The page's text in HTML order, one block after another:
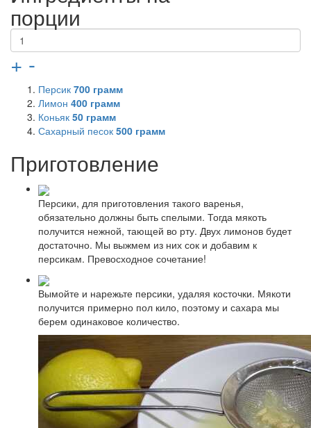
порции
+ -
Персик 700 грамм
Лимон 400 грамм
Коньяк 50 грамм
Сахарный песок 500 грамм
Приготовление
Персики, для приготовления такого варенья,
обязательно должны быть спелыми. Тогда мякоть
получится нежной, тающей во рту. Двух лимонов будет
достаточно. Мы выжмем из них сок и добавим к
персикам. Превосходное сочетание!
Вымойте и нарежьте персики, удаляя косточки. Мякоти
получится примерно пол кило, поэтому и сахара мы
берем одинаковое количество.